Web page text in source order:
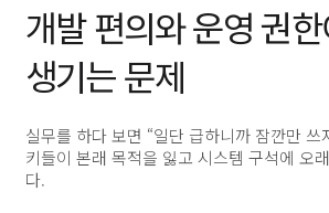
개발 편의와 운영 권
생기는 문제
실무를 하다 보면 “일단 급하니까 잠깐만 쓰
키들이 본래 목적을 잃고 시스템 구석에 오
다.